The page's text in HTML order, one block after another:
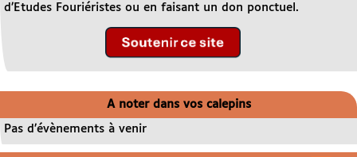
d’Etudes Fouriéristes ou en faisant un don ponctuel.
A noter dans vos calepins
Pas d’évènements à venir